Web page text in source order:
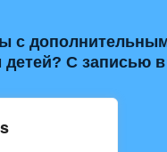
с
детей? С записью